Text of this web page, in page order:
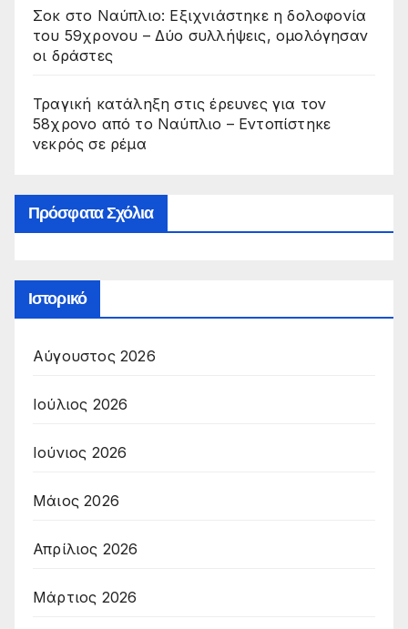
Σοκ στο Ναύπλιο: Εξιχνιάστηκε η δολοφονία
του 59χρονου – Δύο συλλήψεις, ομολόγησαν
οι δράστες
Τραγική κατάληξη στις έρευνες για τον
58χρονο από το Ναύπλιο – Εντοπίστηκε
νεκρός σε ρέμα
Πρόσφατα Σχόλια
Ιστορικό
Αύγουστος 2026
Ιούλιος 2026
Ιούνιος 2026
Μάιος 2026
Απρίλιος 2026
Μάρτιος 2026